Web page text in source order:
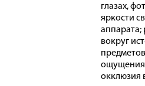
глазах,
яркости
аппарата;
вокруг
ощущения
окклюзия